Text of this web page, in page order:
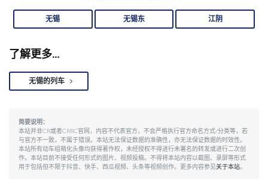
无锡 无锡东 江阴
了解更多…
无锡的列车
简要说明：
本站并非CR或者CRRC官网，内容不代表官方，不会严格执行官方命名方式/分类等，若
与官方不一致，不属于错误。本站无法保证数据的准确性，亦无法保证数据的时效性。
本站所有动车组萌化头像均获得著作权，未经授权不得进行未署名的转发或进行二次创
作。本站目前不接受任何形式的图片、视频投稿。不得将本站内容以截图、录屏等形式
用于包括但不限于抖音、快手、西瓜视频、头条等视频创作。更多内容参见关于本站。